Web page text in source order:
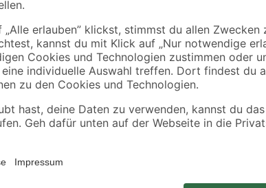
Durch die auffällige Rot-Weiß-
für Sicherungsaufgaben im
Objekte sichern oder Schilder
mühelos an beliebigen Stellen
witterungsbeständig. Sie
erwerben.